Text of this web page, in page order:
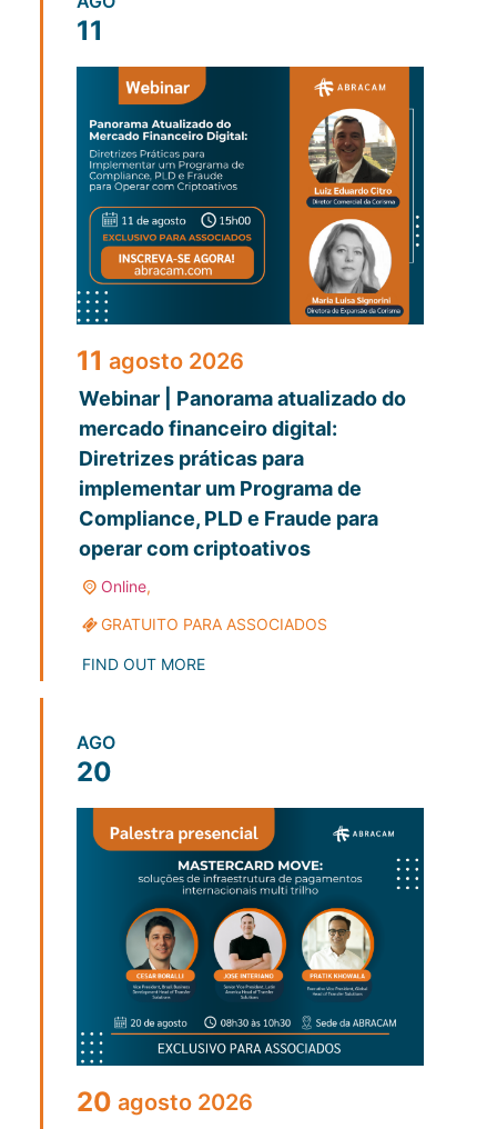
11
11 agosto 2026
Webinar | Panorama atualizado do
mercado financeiro digital:
Diretrizes práticas para
implementar um Programa de
Compliance, PLD e Fraude para
operar com criptoativos
Online,
GRATUITO PARA ASSOCIADOS
FIND OUT MORE
AGO
20
20 agosto 2026